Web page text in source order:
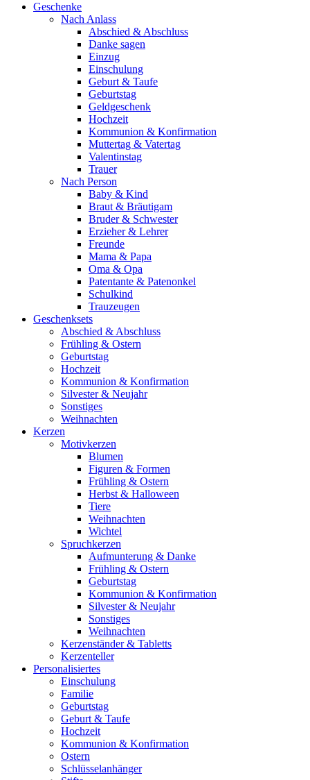
Geschenke
Nach Anlass
Abschied & Abschluss
Danke sagen
Einzug
Einschulung
Geburt & Taufe
Geburtstag
Geldgeschenk
Hochzeit
Kommunion & Konfirmation
Muttertag & Vatertag
Valentinstag
Trauer
Nach Person
Baby & Kind
Braut & Bräutigam
Bruder & Schwester
Erzieher & Lehrer
Freunde
Mama & Papa
Oma & Opa
Patentante & Patenonkel
Schulkind
Trauzeugen
Geschenksets
Abschied & Abschluss
Frühling & Ostern
Geburtstag
Hochzeit
Kommunion & Konfirmation
Silvester & Neujahr
Sonstiges
Weihnachten
Kerzen
Motivkerzen
Blumen
Figuren & Formen
Frühling & Ostern
Herbst & Halloween
Tiere
Weihnachten
Wichtel
Spruchkerzen
Aufmunterung & Danke
Frühling & Ostern
Geburtstag
Kommunion & Konfirmation
Silvester & Neujahr
Sonstiges
Weihnachten
Kerzenständer & Tabletts
Kerzenteller
Personalisiertes
Einschulung
Familie
Geburtstag
Geburt & Taufe
Hochzeit
Kommunion & Konfirmation
Ostern
Schlüsselanhänger